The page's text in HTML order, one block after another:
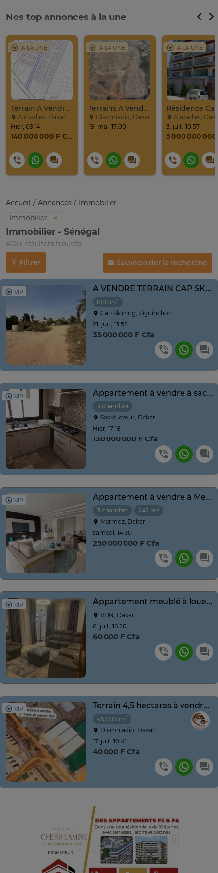
Nos top annonces à la une
A LA UNE
Terrain À Vendre À La BOA, Ngor-Almadies, Recasement
Almadies, Dakar
Hier, 09:14
140 000 000 F CFA
A LA UNE
Terrains A Vendre / Emeral Prime City De Diamniadio
Diamniadio, Dakar
18. mai, 17:00
A LA UNE
Almadies,
3. juil., 10:57
Accueil Annonces
Immobilier
Immobilier
Immobilier - Sénégal
4023 résultats trouvés
Filtrer Sauvegarder la recherche
VIP A VENDRE TERRAIN CAP SKIRRING 800m2
800 m²
Cap Skirring, Ziguinchor
21. juil., 13:52
35 000 000 F Cfa
VIP Appartement à vendre à sacré coeur 3
3 chambre
Sacré-cœur, Dakar
Hier, 17:18
130 000 000 F Cfa
VIP Appartement à vendre à Mermoz Dakar – Dernier étage
3 chambre
242 m²
Mermoz, Dakar
samedi, 14:30
250 000 000 F Cfa
VIP Appartement meublé à louer à la Foire
VDN, Dakar
8. juil., 16:26
60 000 F Cfa
VIP Terrain 4,5 hectares à vendre à Diamniadio
45,000 m²
Diamniadio, Dakar
17. juil., 10:41
40 000 F Cfa